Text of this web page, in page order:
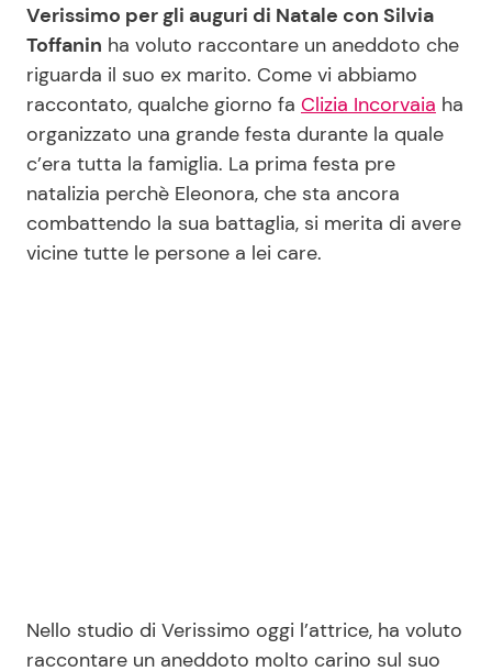
News benessere
Salute
Viaggi e Turismo
Festività
Primi Piatti
Ricette Facili e Veloci
Ricette Feste
Ricette per Bambini
Pubblicità
Verissimo per gli auguri di Natale con Silvia
Toffanin ha voluto raccontare un aneddoto che
riguarda il suo ex marito. Come vi abbiamo
raccontato, qualche giorno fa Clizia Incorvaia ha
organizzato una grande festa durante la quale
c’era tutta la famiglia. La prima festa pre
natalizia perchè Eleonora, che sta ancora
combattendo la sua battaglia, si merita di avere
vicine tutte le persone a lei care.
Nello studio di Verissimo oggi l’attrice, ha voluto
raccontare un aneddoto molto carino sul suo